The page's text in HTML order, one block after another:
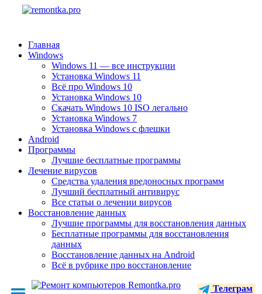
Главная
Windows
Windows 11 — все инструкции
Установка Windows 11
Всё про Windows 10
Установка Windows 10
Скачать Windows 10 ISO легально
Установка Windows 7
Установка Windows с флешки
Android
Программы
Лучшие бесплатные программы
Лечение вирусов
Средства удаления вредоносных программ
Лучший бесплатный антивирус
Все статьи о лечении вирусов
Восстановление данных
Лучшие программы для восстановления данных
Бесплатные программы для восстановления
данных
Восстановление данных на Android
Всё в рубрике про восстановление
Телеграм